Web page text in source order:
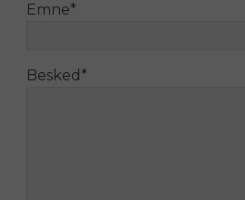
Emne*
Besked *